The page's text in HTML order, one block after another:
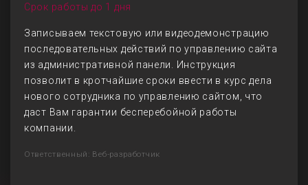
Срок работы до 1 дня
Записываем текстовую или видеодемонстрацию
последовательных действий по управлению сайта
из административной панели. Инструкция
позволит в кротчайшие сроки ввести в курс дела
нового сотрудника по управлению сайтом, что
даст Вам гарантии бесперебойной работы
компании.
Ответственный: Веб-разработчик